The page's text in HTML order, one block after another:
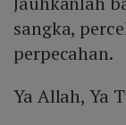
sangka,
perpecahan.
Ya Allah, Ya